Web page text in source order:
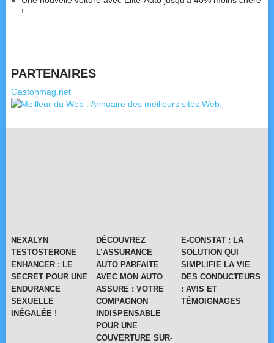
!
PARTENAIRES
Gastonmag.net
NEXALYN
TESTOSTERONE
ENHANCER : LE
SECRET POUR UNE
ENDURANCE
SEXUELLE
INÉGALÉE !
DÉCOUVREZ
L’ASSURANCE
AUTO PARFAITE
AVEC MON AUTO
ASSURE : VOTRE
COMPAGNON
INDISPENSABLE
POUR UNE
COUVERTURE SUR-
E-CONSTAT : LA
SOLUTION QUI
SIMPLIFIE LA VIE
DES CONDUCTEURS
: AVIS ET
TÉMOIGNAGES